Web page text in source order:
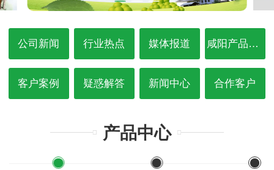
公司新闻 行业热点 媒体报道 咸阳产品中心
客户案例 疑惑解答 新闻中心 合作客户
产品中心